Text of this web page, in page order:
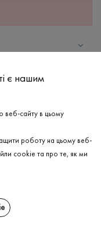
бавовна з
зберігають форму
що стануть
низу виробу
для комбінації з
днів, просто
є нашим
веб-сайту в цьому
роботу на цьому веб-
cookie та про те, як ми